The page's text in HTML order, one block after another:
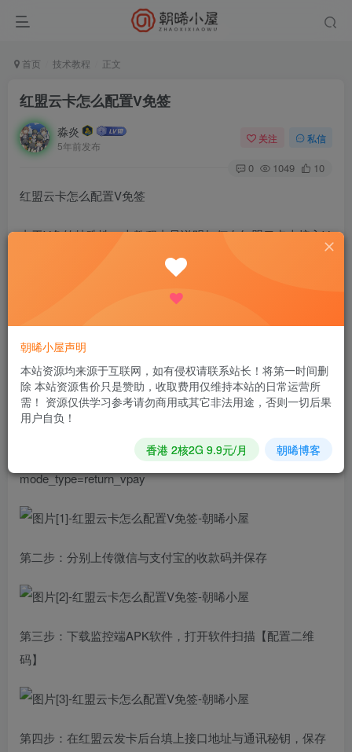
首页 技术教程 正文
红盟云卡怎么配置V免签
淼炎
5年前发布
关注 私信
0 1049 10
红盟云卡怎么配置V免签
由于V免签特殊性，本教程内只说明如何在红盟云卡上接入V
免签支付，不适用其他发卡接入
调设置，案例中的“发卡域名”部分改为你自己的发卡网域
名，别像个脑残一样填成V免签地址
异步通知地址：http://你的发卡网域名/notify?
同步通知地址：http://你的发卡网域名/notify?
mode_type=return_vpay
第二步：分别上传微信与支付宝的收款码并保存
第三步：下载监控端APK软件，打开软件扫描【配置二维
码】
第四步：在红盟云发卡后台填上接口地址与通讯秘钥，保存
朝晞小屋声明
本站资源均来源于互联网，如有侵权请联系站长！将第一时间删
除 本站资源售价只是赞助，收取费用仅维持本站的日常运营所
需！ 资源仅供学习参考请勿商用或其它非法用途，否则一切后果
用户自负！
香港 2核2G 9.9元/月 朝晞博客